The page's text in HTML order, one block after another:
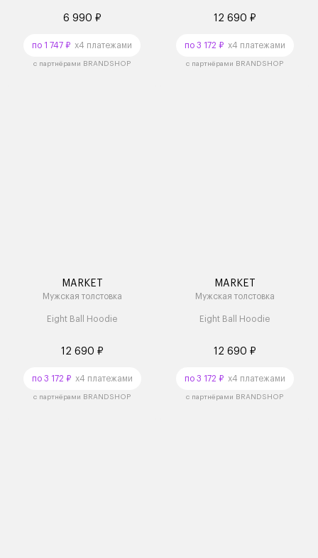
6 990 ₽
по 1 747 ₽ x4 платежами
с партнёрами BRANDSHOP
12 690 ₽
по 3 172 ₽x4 платежами
с партнёрами BRANDSHOP
MARKET
Мужская толстовка
Eight Ball Hoodie
12 690 ₽
по 3 172 ₽x4 платежами
с партнёрами BRANDSHOP
MARKET
Мужская толстовка
Eight Ball Hoodie
12 690 ₽
по 3 172 ₽x4 платежами
с партнёрами BRANDSHOP